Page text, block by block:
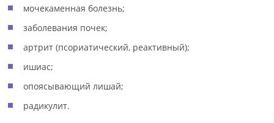
мочекаменная болезнь;
заболевания почек;
артрит (псориатический, реактивный);
ишиас;
опоясывающий лишай;
радикулит.